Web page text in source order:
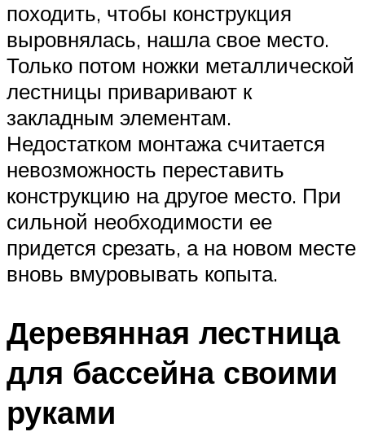
походить, чтобы конструкция
выровнялась, нашла свое место.
Только потом ножки металлической
лестницы приваривают к
закладным элементам.
Недостатком монтажа считается
невозможность переставить
конструкцию на другое место. При
сильной необходимости ее
придется срезать, а на новом месте
вновь вмуровывать копыта.
Деревянная лестница
для бассейна своими
руками